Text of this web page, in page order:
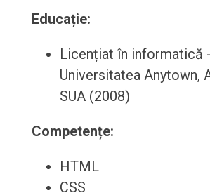
Educație:
Licențiat în informatică -
Universitatea Anytown,
SUA (2008)
Competențe:
HTML
CSS